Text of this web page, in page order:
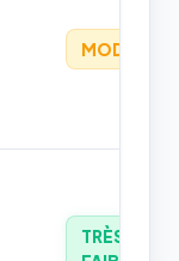
MODÉRÉ
TRÈS